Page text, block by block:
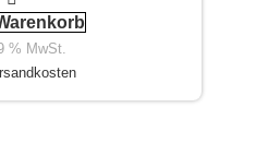
% MwSt.